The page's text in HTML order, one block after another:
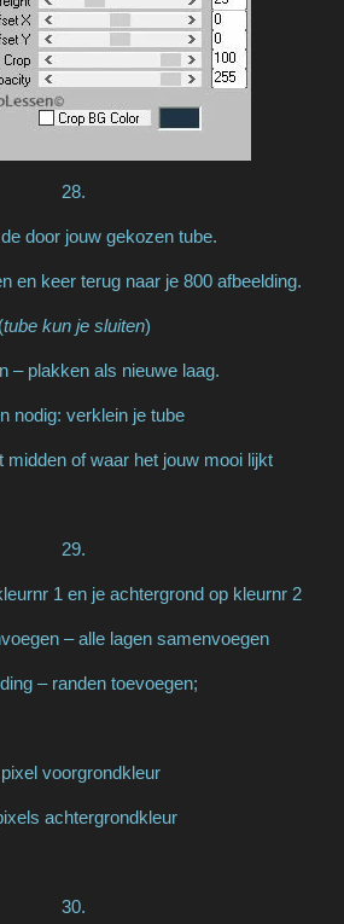
28.
door jouw gekozen tube.
en keer terug naar je 800 afbeelding.
(tube kun je sluiten)
– plakken als nieuwe laag.
nodig: verklein je tube
midden of waar het jouw mooi lijkt
29.
1 en je achtergrond op kleurnr 2
– alle lagen samenvoegen
– randen toevoegen;
voorgrondkleur
achtergrondkleur
30.